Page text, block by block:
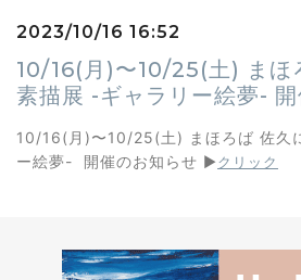
2023/10/16 16:52
10/16(月)〜10/25(土) まほ
素描展 -ギャラリー絵夢-
10/16(月)〜10/25(土) まほろば 佐久
ー絵夢- 開催のお知らせ ▶︎クリック